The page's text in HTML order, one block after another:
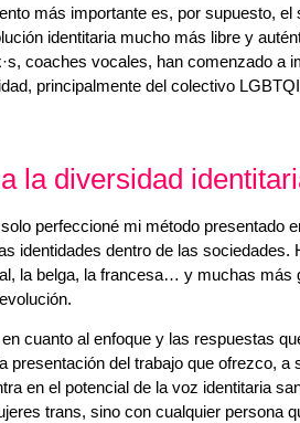
más importante es, por supuesto,
identitaria mucho más libre y
coaches vocales, han comenzado
principalmente del colectivo
la diversidad
perfeccioné mi método presentado
identidades dentro de las
la belga, la francesa… y muchas más
cuanto al enfoque y las respuestas
del trabajo que ofrezco,
en el potencial de la voz identitaria
trans, sino con cualquier persona